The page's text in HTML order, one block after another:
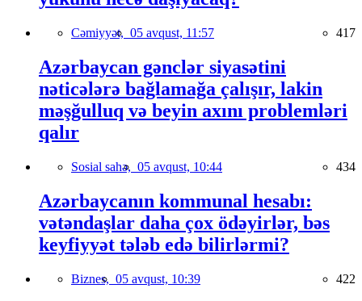
Cəmiyyət, 05 avqust, 11:57 417
Azərbaycan gənclər siyasətini
nəticələrə bağlamağa çalışır, lakin
məşğulluq və beyin axını problemləri
qalır
Sosial sahə, 05 avqust, 10:44 434
Azərbaycanın kommunal hesabı:
vətəndaşlar daha çox ödəyirlər, bəs
keyfiyyət tələb edə bilirlərmi?
Biznes, 05 avqust, 10:39 422